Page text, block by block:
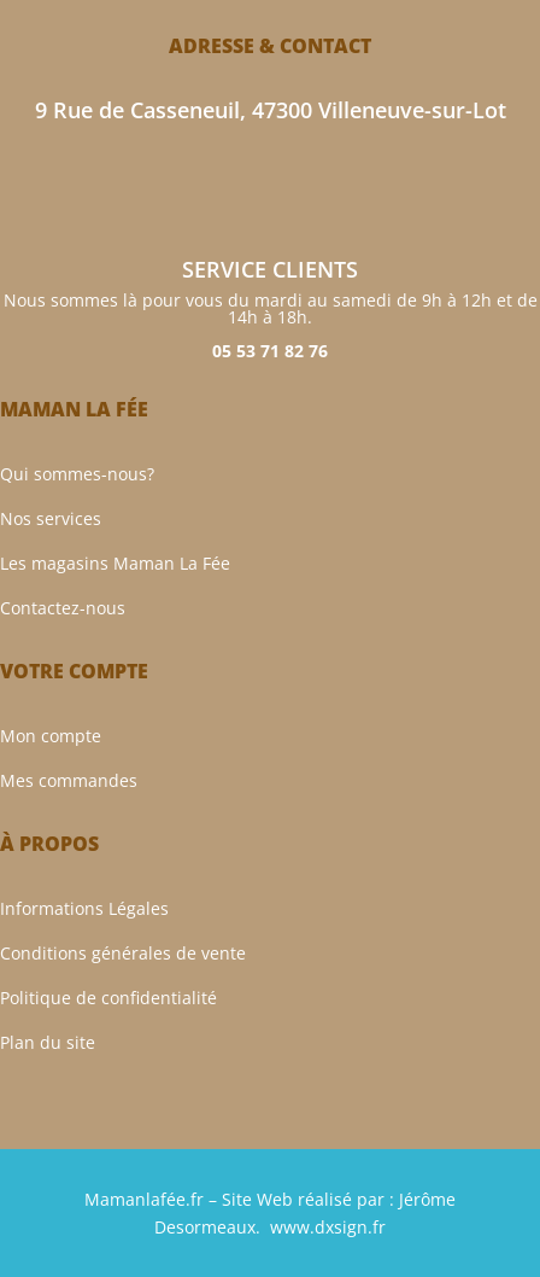
ADRESSE & CONTACT
9 Rue de Casseneuil, 47300 Villeneuve-sur-Lot
SERVICE CLIENTS
Nous sommes là pour vous du mardi au samedi de 9h à 12h et de
14h à 18h.
05 53 71 82 76
MAMAN LA FÉE
Qui sommes-nous?
Nos services
Les magasins Maman La Fée
Contactez-nous
VOTRE COMPTE
Mon compte
Mes commandes
À PROPOS
Informations Légales
Conditions générales de vente
Politique de confidentialité
Plan du site
Mamanlafée.fr – Site Web réalisé par : Jérôme
Desormeaux. www.dxsign.fr